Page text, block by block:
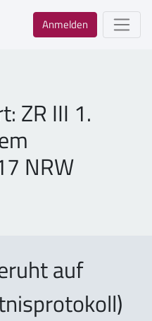
Anmelden
ZR III 1.
NRW
auf